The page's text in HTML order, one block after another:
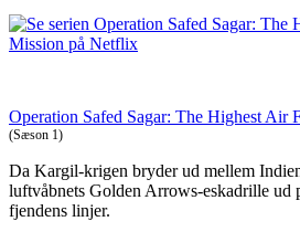
Operation Safed Sagar: The Highest Air
(Sæson 1)
Da Kargil-krigen bryder ud mellem
luftvåbnets Golden Arrows-eskadrille ud
fjendens linjer.